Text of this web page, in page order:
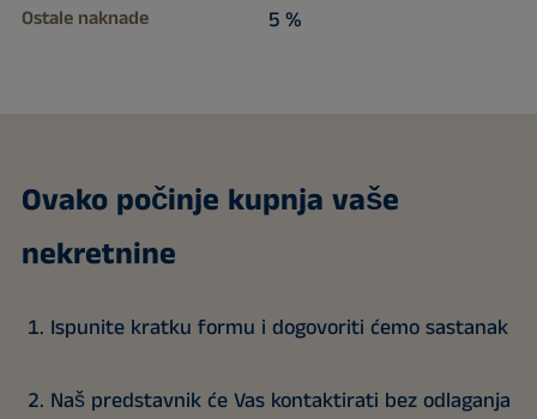
Ostale naknade 5 %
Ovako počinje kupnja vaše
nekretnine
Ispunite kratku formu i dogovoriti ćemo sastanak
Naš predstavnik će Vas kontaktirati bez odlaganja